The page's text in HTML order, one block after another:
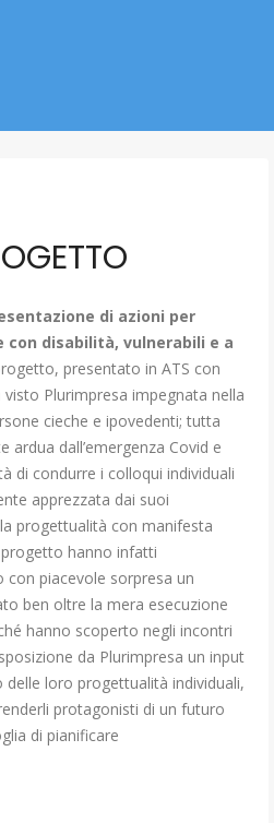
di azioni per
con disabilità, vulnerabili e a
presentato in ATS con
visto Plurimpresa impegnata nella
cieche e ipovedenti; tutta
ardua dall’emergenza Covid e
di condurre i colloqui individuali
apprezzata dai suoi
progettualità con manifesta
hanno infatti
piacevole sorpresa un
ben oltre la mera esecuzione
hanno scoperto negli incontri
da Plurimpresa un input
loro progettualità individuali,
protagonisti di un futuro
di pianificare